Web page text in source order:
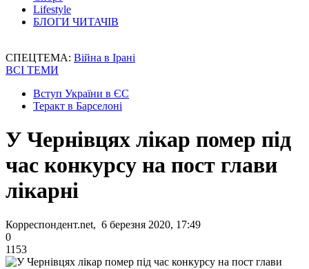
Lifestyle
БЛОГИ ЧИТАЧІВ
СПЕЦТЕМА: Війна в Ірані
ВСІ ТЕМИ
Вступ України в ЄС
Теракт в Барселоні
У Чернівцях лікар помер під
час конкурсу на пост глави
лікарні
Корреспондент.net, 6 березня 2020, 17:49
0
1153